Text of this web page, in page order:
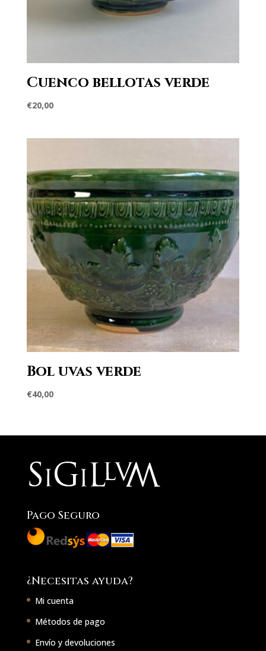
Cuenco bellotas verde
€20,00
Bol uvas verde
€40,00
Pago Seguro
¿Necesitas ayuda?
Mi cuenta
Métodos de pago
Envío y devoluciones